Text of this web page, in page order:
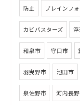
防止 ブレインフ
カビバスターズ
和泉市 守口市
羽曳野市 池田市
泉佐野市 河内長